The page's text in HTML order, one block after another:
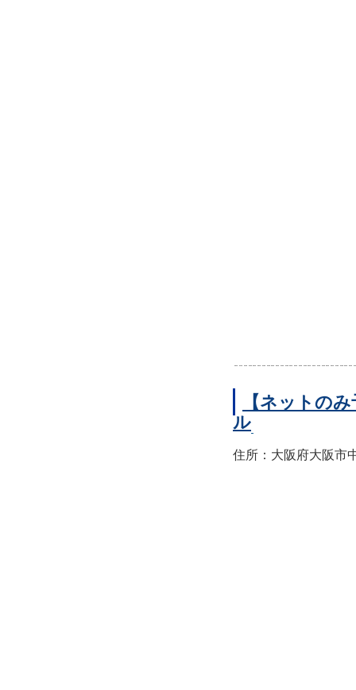
【ネットの
ル
住所：大阪府大阪市